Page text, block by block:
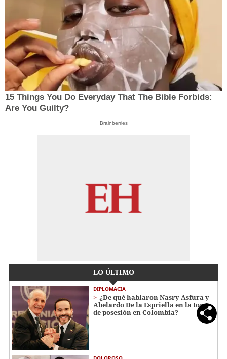
15 Things You Do Everyday That The Bible Forbids:
Are You Guilty?
Brainberries
LO ÚLTIMO
DIPLOMACIA
¿De qué hablaron Nasry Asfura y
Abelardo De la Espriella en la toma
de posesión en Colombia?